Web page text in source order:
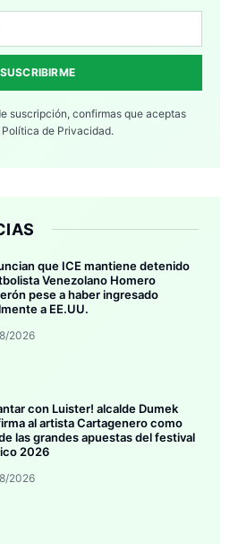
SUSCRIBIRME
suscripción, confirmas que aceptas
Política de Privacidad.
que ICE mantiene detenido
Venezolano Homero
pese a haber ingresado
a EE.UU.
2026
con Luister! alcalde Dumek
al artista Cartagenero como
las grandes apuestas del festival
2026
2026